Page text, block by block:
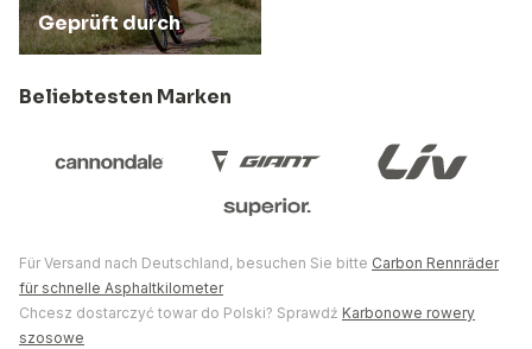
Geprüft durch
Beliebtesten Marken
Für Versand nach Deutschland, besuchen Sie bitte Carbon Rennräder
für schnelle Asphaltkilometer
Chcesz dostarczyć towar do Polski? Sprawdź Karbonowe rowery
szosowe